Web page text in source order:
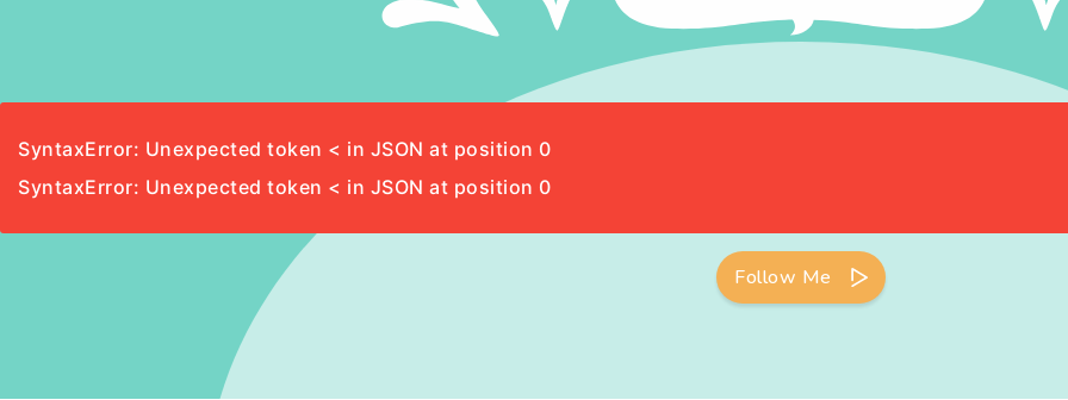
SyntaxError: Unexpected token < in JSON at position 0
SyntaxError: Unexpected token < in JSON at position 0
Follow Me